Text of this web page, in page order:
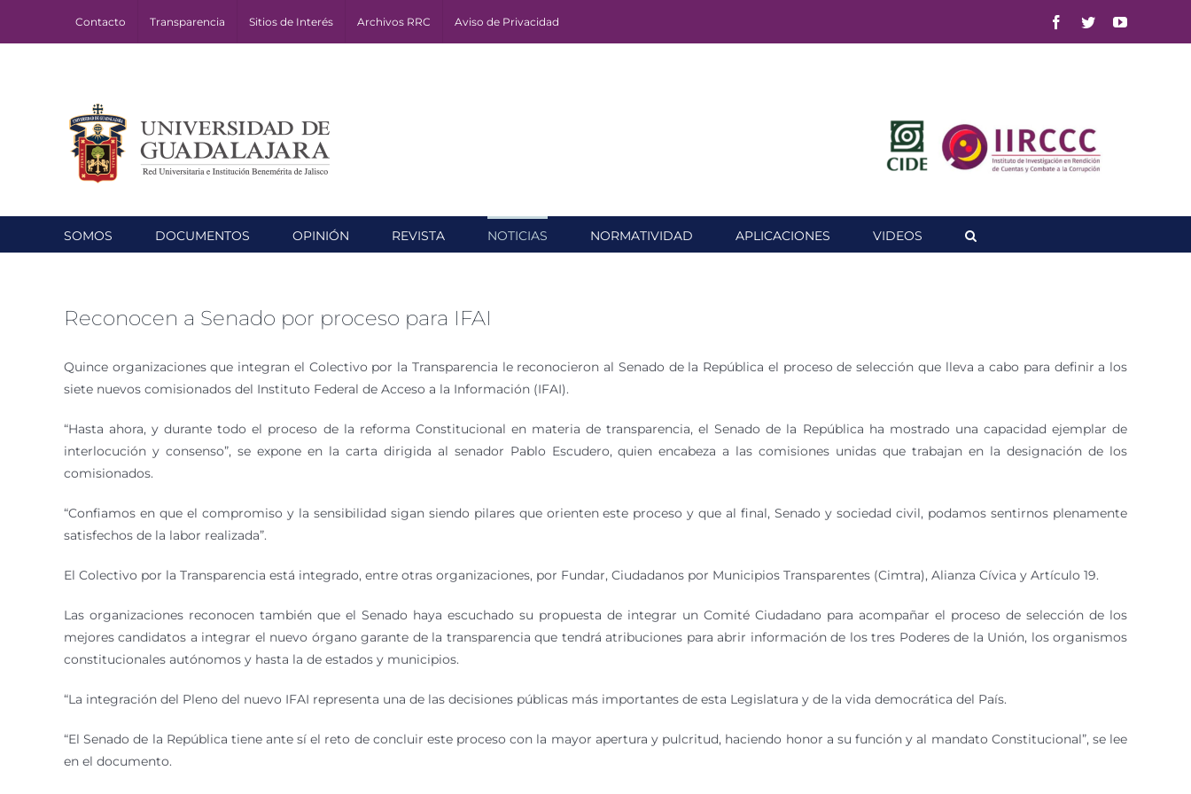
Contacto Transparencia Sitios de Interés Archivos RRC Aviso de Privacidad Facebook
TwitterYouTube
SOMOS DOCUMENTOS OPINIÓN REVISTA NOTICIAS NORMATIVIDAD APLICACIONES VIDEOS
Reconocen a Senado por proceso para IFAI
Quince organizaciones que integran el Colectivo por la Transparencia le reconocieron al Senado de la República el proceso de selección que lleva a cabo para definir a los
siete nuevos comisionados del Instituto Federal de Acceso a la Información (IFAI).
“Hasta ahora, y durante todo el proceso de la reforma Constitucional en materia de transparencia, el Senado de la República ha mostrado una capacidad ejemplar de
interlocución y consenso”, se expone en la carta dirigida al senador Pablo Escudero, quien encabeza a las comisiones unidas que trabajan en la designación de los
comisionados.
“Confiamos en que el compromiso y la sensibilidad sigan siendo pilares que orienten este proceso y que al final, Senado y sociedad civil, podamos sentirnos plenamente
satisfechos de la labor realizada”.
El Colectivo por la Transparencia está integrado, entre otras organizaciones, por Fundar, Ciudadanos por Municipios Transparentes (Cimtra), Alianza Cívica y Artículo 19.
Las organizaciones reconocen también que el Senado haya escuchado su propuesta de integrar un Comité Ciudadano para acompañar el proceso de selección de los
mejores candidatos a integrar el nuevo órgano garante de la transparencia que tendrá atribuciones para abrir información de los tres Poderes de la Unión, los organismos
constitucionales autónomos y hasta la de estados y municipios.
“La integración del Pleno del nuevo IFAI representa una de las decisiones públicas más importantes de esta Legislatura y de la vida democrática del País.
“El Senado de la República tiene ante sí el reto de concluir este proceso con la mayor apertura y pulcritud, haciendo honor a su función y al mandato Constitucional”, se lee
en el documento.